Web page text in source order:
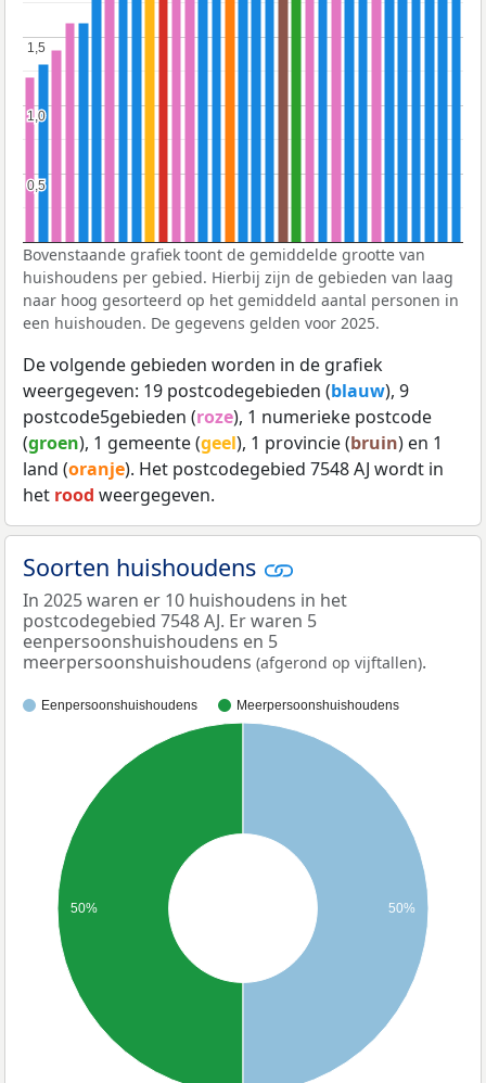
0,5
0,5
1,0
1,0
1,5
1,5
Bovenstaande grafiek toont de gemiddelde grootte van
huishoudens per gebied. Hierbij zijn de gebieden van laag
naar hoog gesorteerd op het gemiddeld aantal personen in
een huishouden. De gegevens gelden voor 2025.
De volgende gebieden worden in de grafiek
weergegeven: 19 postcodegebieden (blauw), 9
postcode5gebieden (roze), 1 numerieke postcode
(groen), 1 gemeente (geel), 1 provincie (bruin) en 1
land (oranje). Het postcodegebied 7548 AJ wordt in
het rood weergegeven.
Soorten huishoudens
In 2025 waren er 10 huishoudens in het
postcodegebied 7548 AJ. Er waren 5
eenpersoonshuishoudens en 5
meerpersoonshuishoudens (afgerond op vijftallen).
Eenpersoonshuishoudens Meerpersoonshuishoudens
50% 50%